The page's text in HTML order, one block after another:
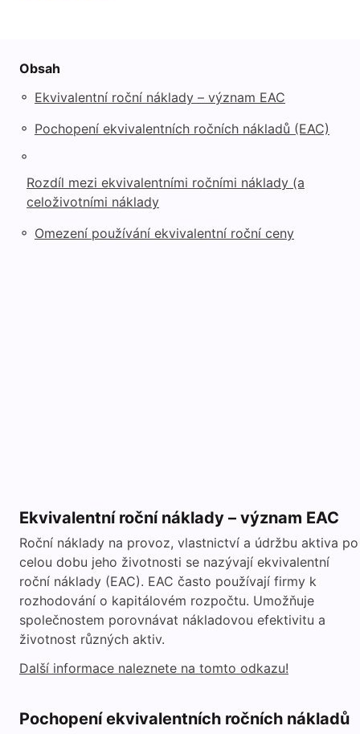
Obsah
◦ Ekvivalentní roční náklady – význam EAC
◦ Pochopení ekvivalentních ročních nákladů (EAC)
◦
Rozdíl mezi ekvivalentními ročními náklady (a
celoživotními náklady
◦ Omezení používání ekvivalentní roční ceny
Ekvivalentní roční náklady – význam EAC
Roční náklady na provoz, vlastnictví a údržbu aktiva po
celou dobu jeho životnosti se nazývají ekvivalentní
roční náklady (EAC). EAC často používají firmy k
rozhodování o kapitálovém rozpočtu. Umožňuje
společnostem porovnávat nákladovou efektivitu a
životnost různých aktiv.
Další informace naleznete na tomto odkazu!
Pochopení ekvivalentních ročních nákladů